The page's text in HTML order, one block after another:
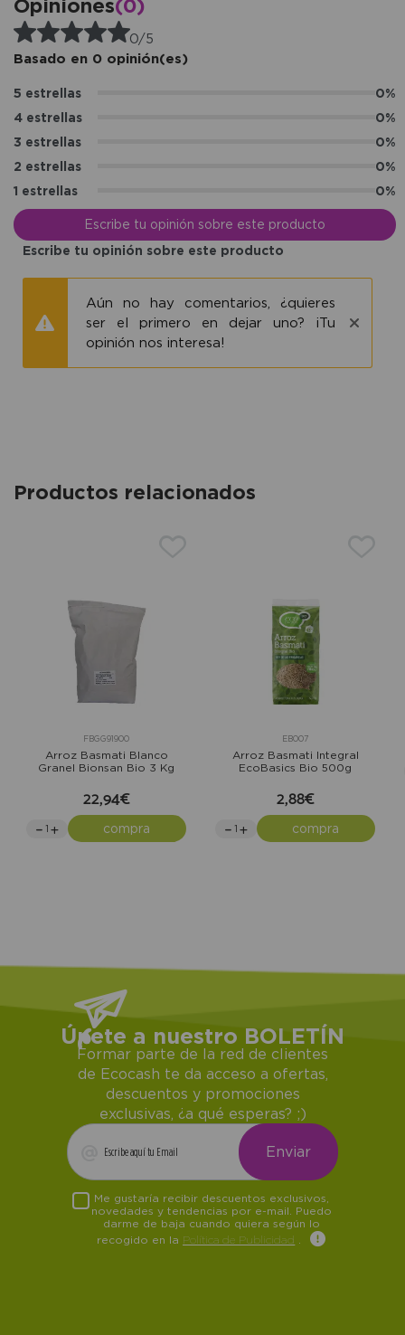
Opiniones(0)
0/5
Basado en 0 opinión(es)
5 estrellas
0%
4 estrellas
0%
3 estrellas
0%
2 estrellas
0%
1 estrellas
0%
Escribe tu opinión sobre este producto
Escribe tu opinión sobre este producto
Aún no hay comentarios, ¿quieres
ser el primero en dejar uno? ¡Tu
opinión nos interesa!
Productos relacionados
FBGG91900
Arroz Basmati Blanco
Granel Bionsan Bio 3 Kg
22,94€
compra
EB007
Arroz Basmati Integral
EcoBasics Bio 500g
2,88€
compra
Únete a nuestro BOLETÍN
Formar parte de la red de clientes
de Ecocash te da acceso a ofertas,
descuentos y promociones
exclusivas, ¿a qué esperas? ;)
Me gustaría recibir descuentos exclusivos,
novedades y tendencias por e-mail. Puedo
darme de baja cuando quiera según lo
recogido en la Política de Publicidad